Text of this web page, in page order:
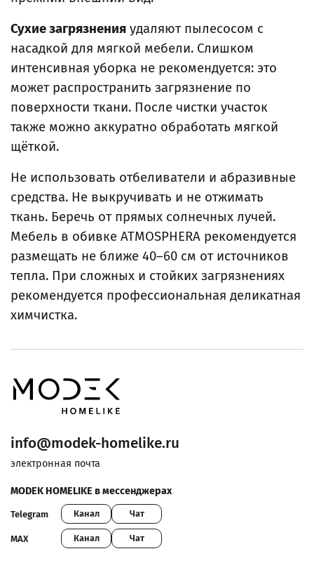
Сухие загрязнения удаляют пылесосом с
насадкой для мягкой мебели. Слишком
интенсивная уборка не рекомендуется: это
может распространить загрязнение по
поверхности ткани. После чистки участок
также можно аккуратно обработать мягкой
щёткой.
Не использовать отбеливатели и абразивные
средства. Не выкручивать и не отжимать
ткань. Беречь от прямых солнечных лучей.
Мебель в обивке ATMOSPHERA рекомендуется
размещать не ближе 40–60 см от источников
тепла. При сложных и стойких загрязнениях
рекомендуется профессиональная деликатная
химчистка.
info@modek-homelike.ru
электронная почта
MODEK HOMELIKE в мессенджерах
Telegram Канал Чат
MAX Канал Чат